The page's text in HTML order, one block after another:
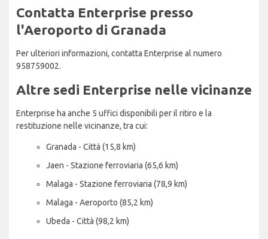
Contatta Enterprise presso
l'Aeroporto di Granada
Per ulteriori informazioni, contatta Enterprise al numero
958759002.
Altre sedi Enterprise nelle vicinanze
Enterprise ha anche 5 uffici disponibili per il ritiro e la
restituzione nelle vicinanze, tra cui:
Granada - Città (15,8 km)
Jaen - Stazione ferroviaria (65,6 km)
Malaga - Stazione ferroviaria (78,9 km)
Malaga - Aeroporto (85,2 km)
Ubeda - Città (98,2 km)